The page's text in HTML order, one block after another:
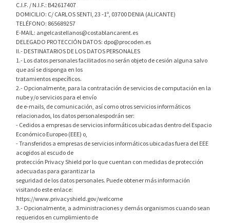
C.I.F. / N.I.F.: B42617407
DOMICILIO: C/ CARLOS SENTI, 23 -1º, 03700 DENIA (ALICANTE)
TELÉFONO: 865689257
E-MAIL: angelcastellanos@costablancarent.es
DELEGADO PROTECCIÓN DATOS: dpo@procoden.es
II.- DESTINATARIOS DE LOS DATOS PERSONALES
1.- Los datos personales facilitados no serán objeto de cesión alguna salvo
que así se disponga en los
tratamientos específicos.
2.- Opcionalmente, para la contratación de servicios de computación en la
nube y/o servicios para el envío
de e-mails, de comunicación, así como otros servicios informáticos
relacionados, los datos personalespodrán ser:
- Cedidos a empresas de servicios informáticos ubicadas dentro del Espacio
Económico Europeo (EEE) o,
- Transferidos a empresas de servicios informáticos ubicadas fuera del EEE
acogidos al escudo de
protección Privacy Shield por lo que cuentan con medidas de protección
adecuadas para garantizar la
seguridad de los datos personales. Puede obtener más información
visitando este enlace:
https://www.privacyshield.gov/welcome
3.- Opcionalmente, a administraciones y demás organismos cuando sean
requeridos en cumplimiento de